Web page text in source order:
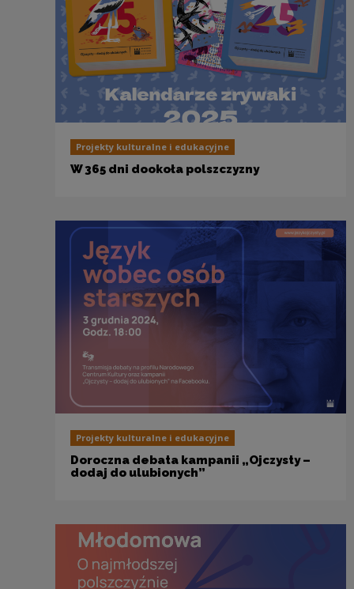
Projekty kulturalne i edukacyjne
W 365 dni dookoła polszczyzny
Projekty kulturalne i edukacyjne
Doroczna debata kampanii „Ojczysty –
dodaj do ulubionych”